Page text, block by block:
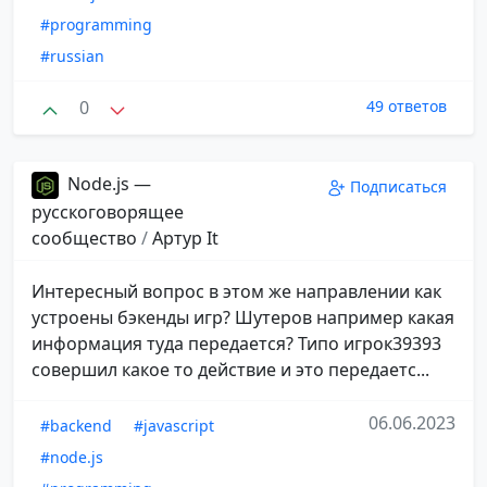
#programming
#russian
0 49 ответов
Node.js —
русскоговорящее
сообщество /Aртур It
Подписаться
Интересный вопрос в этом же направлении как
устроены бэкенды игр? Шутеров например какая
информация туда передается? Типо игрок39393
совершил какое то действие и это передаетс...
#backend
#javascript
#node.js
06.06.2023